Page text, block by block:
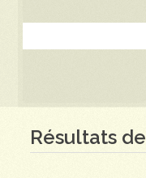
Résultats